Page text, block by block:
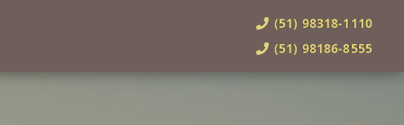
(51) 98318-1110
(51) 98186-8555